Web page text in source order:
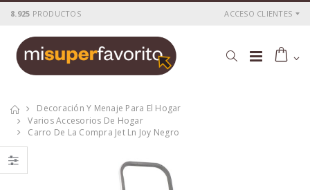
8.925 PRODUCTOS ACCESO CLIENTES
Decoración Y Menaje Para El Hogar
Varios Accesorios De Hogar
Carro De La Compra Jet Ln Joy Negro